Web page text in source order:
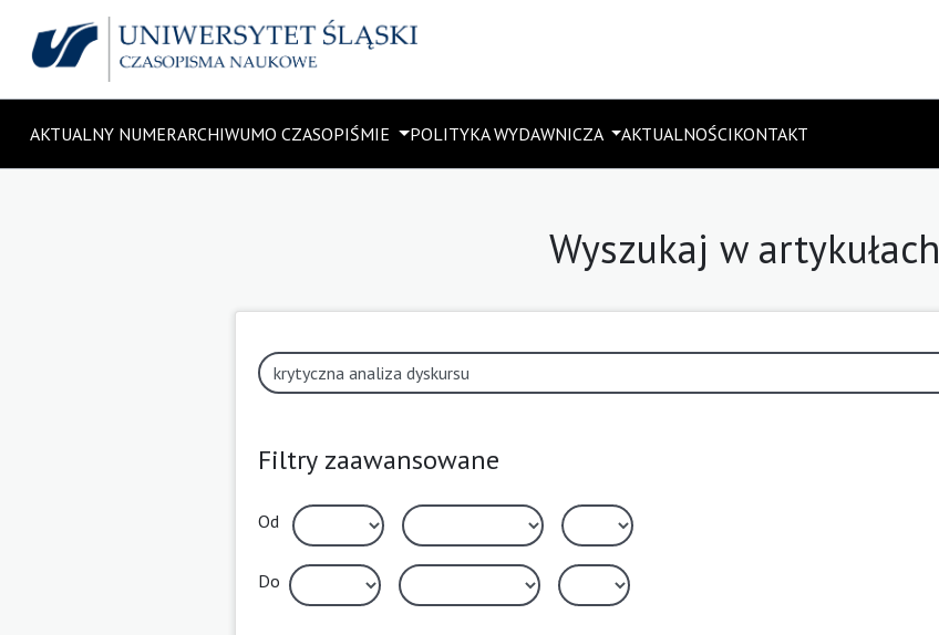
AKTUALNY NUMERARCHIWUMO CZASOPIŚMIE POLITYKA WYDAWNICZA AKTUALNOŚCIKONTAKT
Wyszukaj w artykułach
Filtry zaawansowane
Od
Do